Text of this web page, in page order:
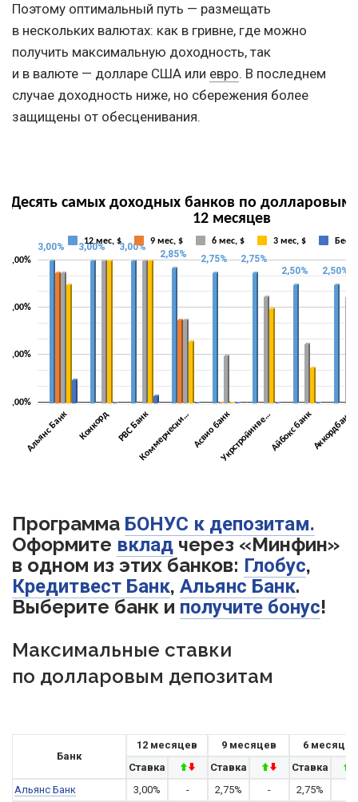
Поэтому оптимальный путь — размещать
в нескольких валютах: как в гривне, где можно
получить максимальную доходность, так
и в валюте — долларе США или евро. В последнем
случае доходность ниже, но сбережения более
защищены от обесценивания.
Программа БОНУС к депозитам.
Оформите вклад через «Минфин»
в одном из этих банков: Глобус,
Кредитвест Банк, Альянс Банк.
Выберите банк и получите бонус!
Максимальные ставки
по долларовым депозитам
Банк
12 месяцев 9 месяцев
6 месяцев
Ставка
Ставка
Ставка
Альянс Банк
3,00% - 2,75% - 2,75%